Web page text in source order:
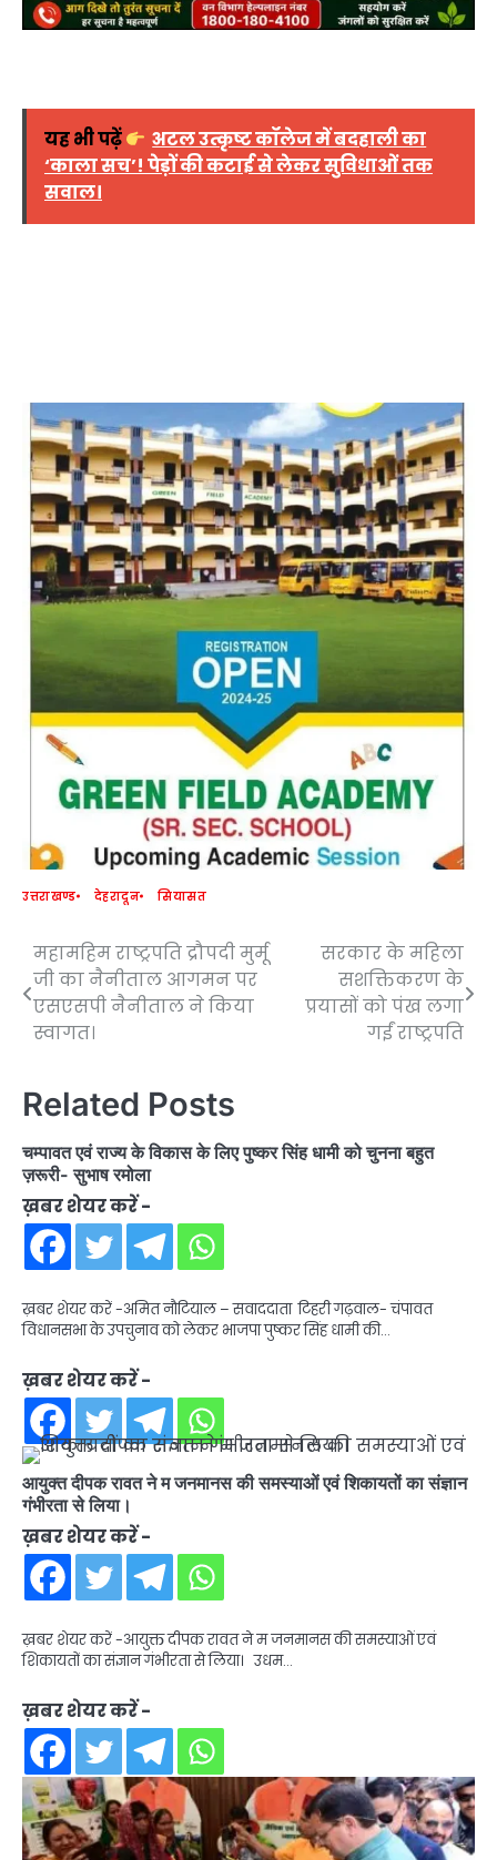
यह भी पढ़ें
अटल उत्कृष्ट कॉलेज में बदहाली का
‘काला सच’! पेड़ों की कटाई से लेकर सुविधाओं तक
सवाल।
उत्तराखण्ड देहरादून सियासत
Post
navigation
महामहिम राष्ट्रपति द्रौपदी मुर्मू
जी का नैनीताल आगमन पर
एसएसपी नैनीताल ने किया
स्वागत।
सरकार के महिला
सशक्तिकरण के
प्रयासों को पंख लगा
गईं राष्ट्रपति
Related Posts
चम्पावत एवं राज्य के विकास के लिए पुष्कर सिंह धामी को चुनना बहुत
ज़रूरी- सुभाष रमोला
ख़बर शेयर करें -
ख़बर शेयर करें -अमित नौटियाल – सवाददाता टिहरी गढ़वाल- चंपावत
विधानसभा के उपचुनाव को लेकर भाजपा पुष्कर सिंह धामी की…
ख़बर शेयर करें -
आयुक्त दीपक रावत ने म जनमानस की समस्याओं एवं शिकायतों का संज्ञान
गंभीरता से लिया।
ख़बर शेयर करें -
ख़बर शेयर करें -आयुक्त दीपक रावत ने म जनमानस की समस्याओं एवं
शिकायतों का संज्ञान गंभीरता से लिया। उधम…
ख़बर शेयर करें -